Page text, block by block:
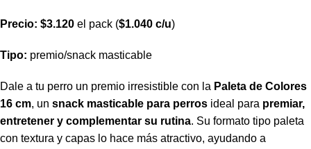
Precio: $3.120 el pack ($1.040 c/u)
Tipo: premio/snack masticable
Dale a tu perro un premio irresistible con la Paleta de Colores
16 cm, un snack masticable para perros ideal para premiar,
entretener y complementar su rutina. Su formato tipo paleta
con textura y capas lo hace más atractivo, ayudando a